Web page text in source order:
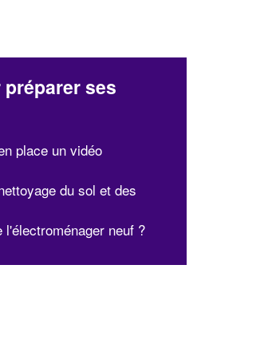
ses
place un vidéo
du sol et des
neuf ?